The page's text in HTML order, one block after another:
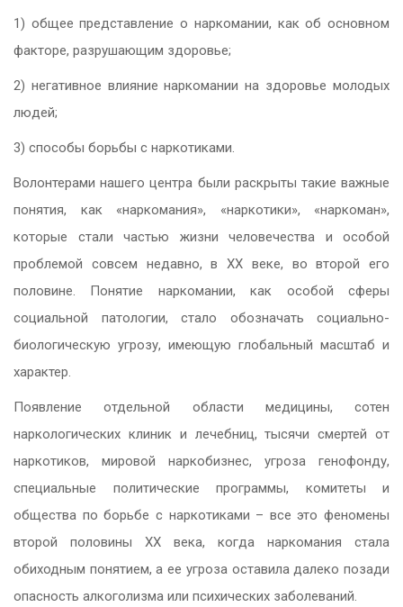
1) общее представление о наркомании, как об основном
факторе, разрушающим здоровье;
2) негативное влияние наркомании на здоровье молодых
людей;
3) способы борьбы с наркотиками.
Волонтерами нашего центра были раскрыты такие важные
понятия, как «наркомания», «наркотики», «наркоман»,
которые стали частью жизни человечества и особой
проблемой совсем недавно, в XX веке, во второй его
половине. Понятие наркомании, как особой сферы
социальной патологии, стало обозначать социально-
биологическую угрозу, имеющую глобальный масштаб и
характер.
Появление отдельной области медицины, сотен
наркологических клиник и лечебниц, тысячи смертей от
наркотиков, мировой наркобизнес, угроза генофонду,
специальные политические программы, комитеты и
общества по борьбе с наркотиками – все это феномены
второй половины XX века, когда наркомания стала
обиходным понятием, а ее угроза оставила далеко позади
опасность алкоголизма или психических заболеваний.